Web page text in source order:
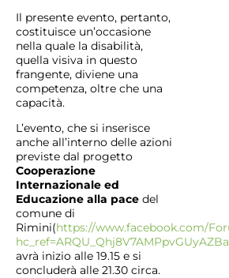
Il presente evento, pertanto,
costituisce un’occasione
nella quale la disabilità,
quella visiva in questo
frangente, diviene una
competenza, oltre che una
capacità.
L’evento, che si inserisce
anche all’interno delle azioni
previste dal progetto
Cooperazione
Internazionale ed
Educazione alla pace del
comune di
Rimini(https://www.facebook.com/
avrà inizio alle 19.15 e si
concluderà alle 21.30 circa.